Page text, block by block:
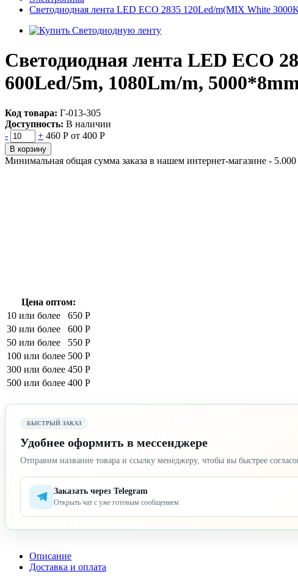
Светодиодная лента LED ECO 2835 120Led/m(MIX White
Светодиодная лента LED ECO
600Led/5m, 1080Lm/m,
Код товара: Г-013-305
Доступность: В наличии
-
+ 460 Р от 400 Р
В корзину
Минимальная общая сумма заказа в нашем интернет-магазине - 5.000
Цена оптом:
10 или более
650 Р
30 или более
600 Р
50 или более
550 Р
100 или более 500 Р
300 или более 450 Р
500 или более 400 Р
БЫСТРЫЙ ЗАКАЗ
Удобнее оформить в мессенджере
Отправим название товара и ссылку менеджеру, чтобы вы быстрее
Заказать через Telegram
Открыть чат с уже готовым сообщением
Описание
Доставка и оплата